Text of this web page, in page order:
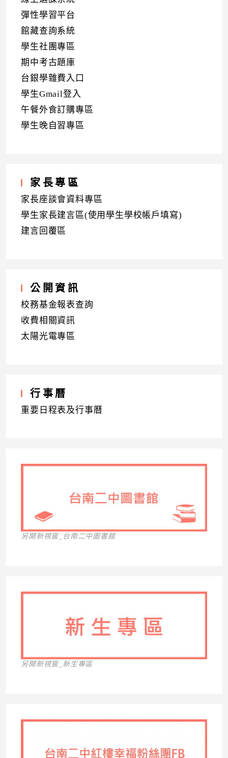
彈性學習平台
館藏查詢系統
學生社團專區
期中考古題庫
台銀學雜費入口
學生Gmail登入
午餐外食訂購專區
學生晚自習專區
家長專區
家長座談會資料專區
學生家長建言區(使用學生學校帳戶填寫)
建言回覆區
公開資訊
校務基金報表查詢
收費相關資訊
太陽光電專區
行事曆
重要日程表及行事曆
另開新視窗_台南二中圖書館
另開新視窗_新生專區